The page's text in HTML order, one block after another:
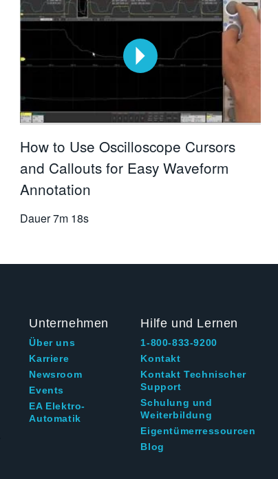
How to Use Oscilloscope Cursors
and Callouts for Easy Waveform
Annotation
Dauer7m 18s
Unternehmen
Über uns
Karriere
Newsroom
Events
EA Elektro-
Automatik
Hilfe und Lernen
1-800-833-9200
Kontakt
Kontakt Technischer
Support
Schulung und
Weiterbildung
Eigentümerressourcen
Blog